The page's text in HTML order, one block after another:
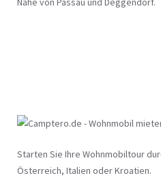
Starten Sie Ihre Wohnmobiltour
Österreich, Italien oder Kroatien.